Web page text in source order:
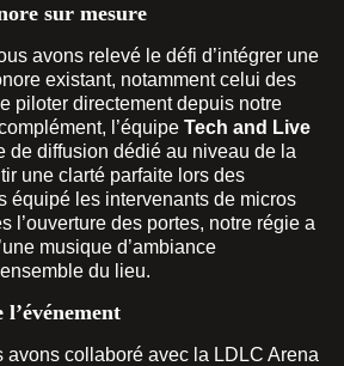
sur mesure
avons relevé le défi d’intégrer une
existant, notamment celui des
piloter directement depuis notre
l’équipe Tech and Live
de diffusion dédié au niveau de la
une clarté parfaite lors des
équipé les intervenants de micros
l’ouverture des portes, notre régie a
musique d’ambiance
du lieu.
avons collaboré avec la LDLC Arena